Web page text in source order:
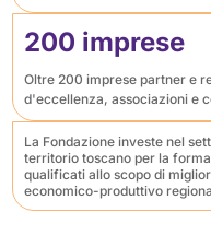
200 imprese
Oltre 200 imprese partner e
d'eccellenza, associazioni e
La Fondazione investe nel
territorio toscano per la
qualificati allo scopo di
economico-produttivo